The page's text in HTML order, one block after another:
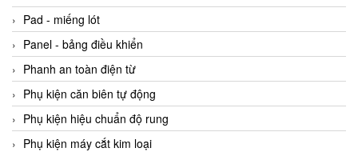
Beinlich-pumps
Beka
BEKO
Belimo
Benetech Vietnam
Bently Nevada
Pad - miếng lót
Panel - bảng điều khiển
Phanh an toàn điện từ
Phụ kiện căn biên tự động
Phụ kiện hiệu chuẩn độ rung
Phụ kiện máy cắt kim loại